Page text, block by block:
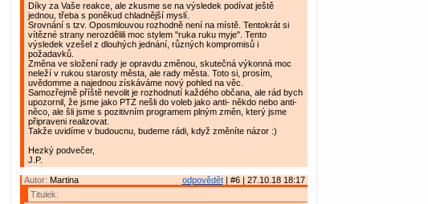
Díky za Vaše reakce, ale zkusme se na výsledek podívat ještě
jednou, třeba s poněkud chladnější myslí.
Srovnání s tzv. Oposmlouvou rozhodně není na místě. Tentokrát si
vítězné strany nerozdělili moc stylem "ruka ruku myje". Tento
výsledek vzešel z dlouhých jednání, různých kompromisů i
požadavků.
Změna ve složení rady je opravdu změnou, skutečná výkonná moc
neleží v rukou starosty města, ale rady města. Toto si, prosím,
uvědomme a najednou získáváme nový pohled na věc.
Samozřejmě příště nevolit je rozhodnutí každého občana, ale rád bych
upozornil, že jsme jako PTZ nešli do voleb jako anti- někdo nebo anti-
něco, ale šli jsme s pozitivním programem plným změn, který jsme
připraveni realizovat.
Takže uvidíme v budoucnu, budeme rádi, když změníte názor :)
Hezký podvečer,
J.P.
odpovědět| #6 | 27.10.18 18:17
Autor: Martina
Titulek: